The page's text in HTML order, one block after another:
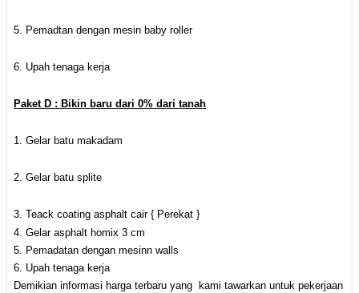
5. Pemadtan dengan mesin baby roller
6. Upah tenaga kerja
Paket D : Bikin baru dari 0% dari tanah
1. Gelar batu makadam
2. Gelar batu splite
3. Teack coating asphalt cair { Perekat }
4. Gelar asphalt homix 3 cm
5. Pemadatan dengan mesinn walls
6. Upah tenaga kerja
Demikian informasi harga terbaru yang kami tawarkan untuk pekerjaan